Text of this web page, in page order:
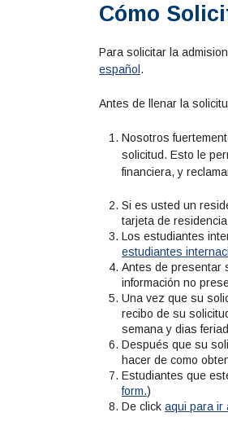
Cómo
Para solicitar la
español.
Antes de llenar la
Nosotros
solicitud. Esto le
financiera, y
Si es usted un
tarjeta de
Los estudiantes
estudiantes
Antes de presentar
información no
Una vez que su
recibo de su
semana y dias
Después que su
hacer de como
Estudiantes que
form.)
De click aqui para ir